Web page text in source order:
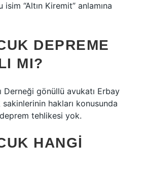
“Altın Kiremit” anlamına
DEPREME
MI?
Derneği gönüllü avukatı Erbay
hakları konusunda
tehlikesi yok.
HANGI